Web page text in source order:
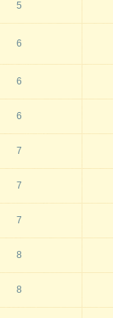
5
6
6
6
7
7
7
8
8